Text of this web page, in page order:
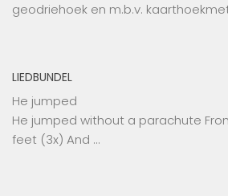
geodriehoek en m.b.v.
LIEDBUNDEL
He jumped
He jumped without a parachute
feet (3x) And …